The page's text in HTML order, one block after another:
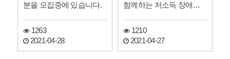
분을 모집중에 있습니다.
1263
2021-04-28
함께하는 저소득 장애인
접수1210
2021-04-27